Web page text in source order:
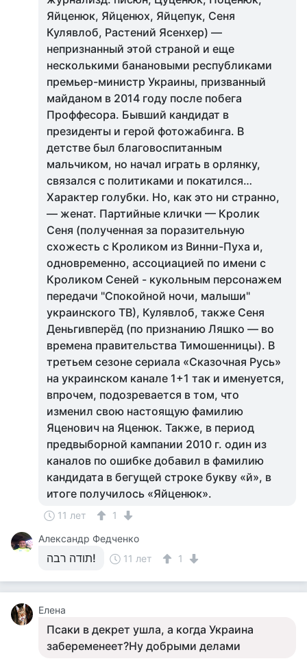
Яйценюк, Яйценюх, Яйцепук, Сеня
Кулявлоб, Растений Ясенхер) —
непризнанный этой страной и еще
несколькими банановыми республиками
премьер-министр Украины, призванный
майданом в 2014 году после побега
Проффесора. Бывший кандидат в
президенты и герой фотожабинга. В
детстве был благовоспитанным
мальчиком, но начал играть в орлянку,
связался с политиками и покатился…
Характер голубки. Но, как это ни странно,
— женат. Партийные клички — Кролик
Сеня (полученная за поразительную
схожесть с Кроликом из Винни-Пуха и,
одновременно, ассоциацией по имени с
Кроликом Сеней - кукольным персонажем
передачи "Спокойной ночи, малыши"
украинского ТВ), Кулявлоб, также Сеня
Деньгивперёд (по признанию Ляшко — во
времена правительства Тимошенницы). В
третьем сезоне сериала «Сказочная Русь»
на украинском канале 1+1 так и именуется,
впрочем, подозревается в том, что
изменил свою настоящую фамилию
Яценович на Яценюк. Также, в период
предвыборной кампании 2010 г. один из
каналов по ошибке добавил в фамилию
кандидата в бегущей строке букву «й», в
итоге получилось «Яйценюк».
11 лет
1
Александр Федченко
תודה רבה! 11 лет 1
Елена
Псаки в декрет ушла, а когда Украина
забеременеет?Ну добрыми делами